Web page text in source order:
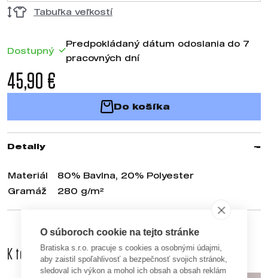
Tabuľka veľkostí
Dostupný
Predpokládaný dátum odoslania do 7
pracovných dní
45,90 €
Do košíka
Detaily
Materiál
80% Bavlna, 20% Polyester
Gramáž
280 g/m²
K tomuto produktu odporúčame dokúpiť aj
O súboroch cookie na tejto stránke
Bratiska s.r.o. pracuje s cookies a osobnými údajmi,
aby zaistil spoľahlivosť a bezpečnosť svojich stránok,
sledoval ich výkon a mohol ich obsah a obsah reklám